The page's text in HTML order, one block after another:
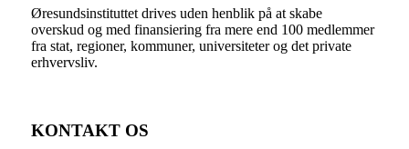
Øresundsinstituttet drives uden henblik på at skabe
overskud og med finansiering fra mere end 100 medlemmer
fra stat, regioner, kommuner, universiteter og det private
erhvervsliv.
KONTAKT OS